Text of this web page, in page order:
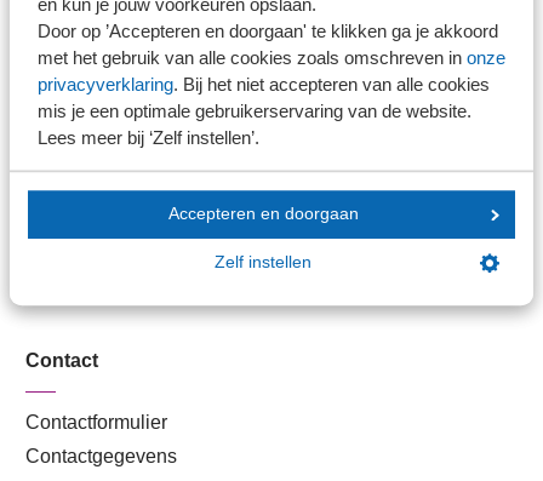
en kun je jouw voorkeuren opslaan.
Door op ’Accepteren en doorgaan' te klikken ga je akkoord
met het gebruik van alle cookies zoals omschreven in onze
privacyverklaring. Bij het niet accepteren van alle cookies
mis je een optimale gebruikerservaring van de website.
Lees meer bij ‘Zelf instellen’.
Accepteren en doorgaan
Zelf instellen
Kantoorvinder
Nieuwsbank
Handige links
SRA-gecertificeerd
Contact
Contactformulier
Contactgegevens